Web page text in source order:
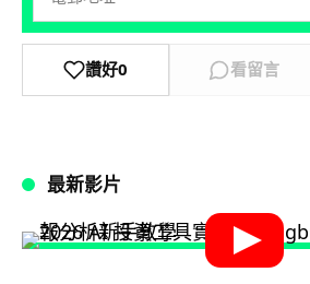
讚好0 看留言
最新影片